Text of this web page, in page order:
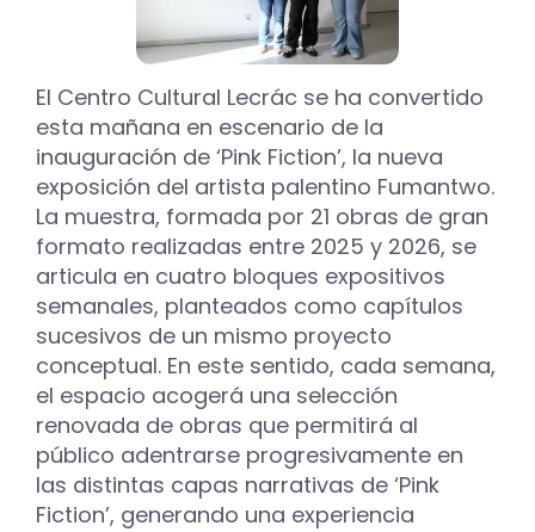
Eduardo
Miranda
del
VI
Festival
Internacional
de
Fotografía
de
Castilla
y
León
El Centro Cultural Lecrác se ha convertido
esta mañana en escenario de la
inauguración de ‘Pink Fiction’, la nueva
exposición del artista palentino Fumantwo.
La muestra, formada por 21 obras de gran
formato realizadas entre 2025 y 2026, se
articula en cuatro bloques expositivos
semanales, planteados como capítulos
sucesivos de un mismo proyecto
conceptual. En este sentido, cada semana,
el espacio acogerá una selección
renovada de obras que permitirá al
público adentrarse progresivamente en
las distintas capas narrativas de ‘Pink
Fiction’, generando una experiencia